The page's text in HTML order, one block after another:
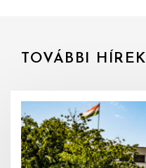
TOVÁBBI HÍREK